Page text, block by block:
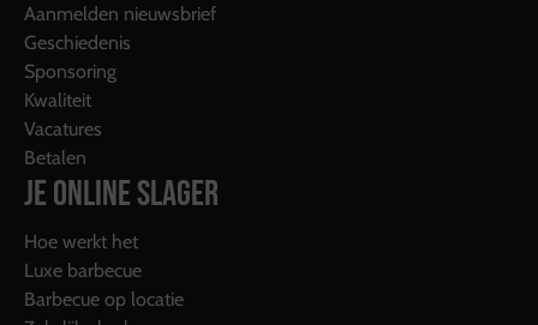
Aanmelden nieuwsbrief
Geschiedenis
Sponsoring
Kwaliteit
Vacatures
Betalen
JE ONLINE SLAGER
Hoe werkt het
Luxe barbecue
Barbecue op locatie